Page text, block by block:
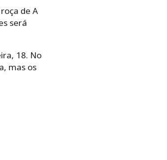
de A
será
18. No
mas os